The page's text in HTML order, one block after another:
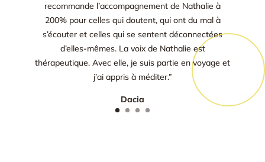
recommande l’accompagnement de Nathalie à
200% pour celles qui doutent, qui ont du mal à
s’écouter et celles qui se sentent déconnectées
d’elles-mêmes. La voix de Nathalie est
thérapeutique. Avec elle, je suis partie en voyage et
j’ai appris à méditer.”
Dacia